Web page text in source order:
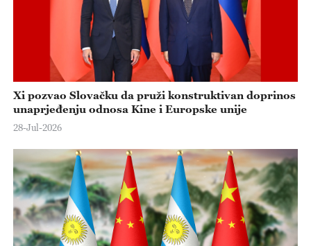
Xi pozvao Slovačku da pruži konstruktivan doprinos
unaprjeđenju odnosa Kine i Europske unije
28-Jul-2026